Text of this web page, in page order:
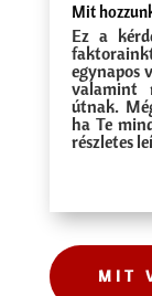
Mit
Ez a
egynapos
valamint
útnak.
ha Te
részletes
MIT